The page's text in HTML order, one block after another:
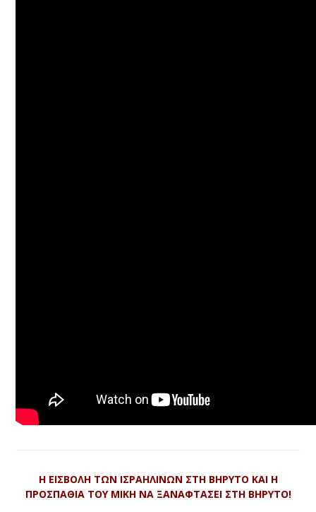
Η ΕΙΣΒΟΛΗ ΤΩΝ ΙΣΡΑΗΛΙΝΩΝ ΣΤΗ ΒΗΡΥΤΟ ΚΑΙ Η
ΠΡΟΣΠΑΘΙΑ ΤΟΥ ΜΙΚΗ ΝΑ ΞΑΝΑΦΤΑΣΕΙ ΣΤΗ ΒΗΡΥΤΟ!